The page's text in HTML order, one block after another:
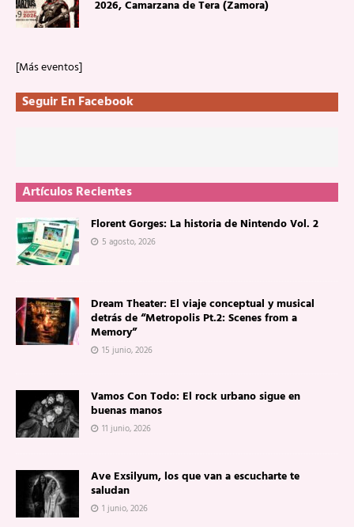
2026, Camarzana de Tera (Zamora)
[Más eventos]
Seguir En Facebook
Artículos Recientes
Florent Gorges: La historia de Nintendo Vol. 2
5 agosto, 2026
Dream Theater: El viaje conceptual y musical
detrás de “Metropolis Pt.2: Scenes from a
Memory”
15 junio, 2026
Vamos Con Todo: El rock urbano sigue en
buenas manos
11 junio, 2026
Ave Exsilyum, los que van a escucharte te
saludan
1 junio, 2026